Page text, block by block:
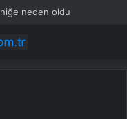
neden oldu